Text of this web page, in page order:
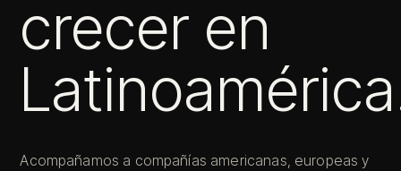
crecer en
Acompañamos a compañías americanas, europeas y